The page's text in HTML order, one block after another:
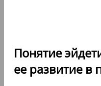
Понятие
ее развитие в